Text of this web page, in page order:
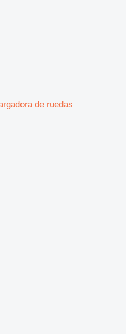
de ruedas